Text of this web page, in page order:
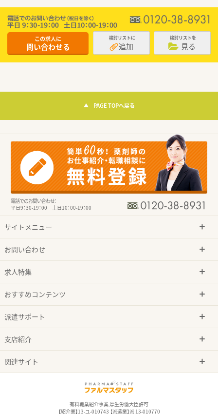
この求人に
問い合わせる
検討リストに
追加
検討リストを
見る
PAGE TOPへ戻る
電話でのお問い合わせ：
平日9：30-19：00 土日10：00-19：00
サイトメニュー
お問い合わせ
求人特集
おすすめコンテンツ
派遣サポート
支店紹介
関連サイト
有料職業紹介事業 厚生労働大臣許可
【紹介業】13-ユ-010743 【派遣業】派 13-010770